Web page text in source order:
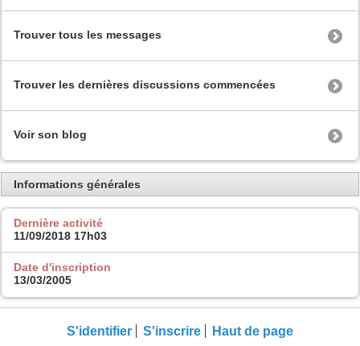
Trouver tous les messages
Trouver les dernières discussions commencées
Voir son blog
Informations générales
Dernière activité
11/09/2018 17h03
Date d'inscription
13/03/2005
S'identifier S'inscrire Haut de page